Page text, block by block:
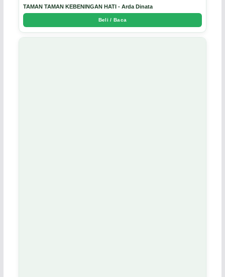
TAMAN TAMAN KEBENINGAN HATI - Arda Dinata
Beli / Baca